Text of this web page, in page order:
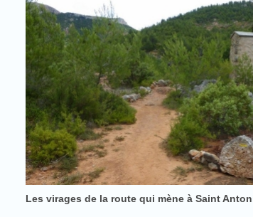
Les virages de la route qui mène à Saint